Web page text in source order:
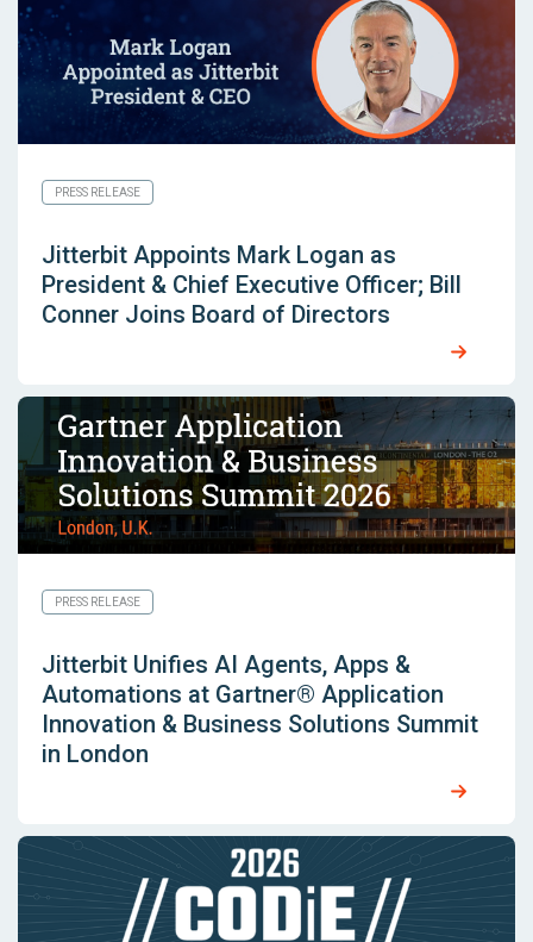
PRESS RELEASE
Jitterbit Appoints Mark Logan as
President & Chief Executive Officer; Bill
Conner Joins Board of Directors
PRESS RELEASE
Jitterbit Unifies AI Agents, Apps &
Automations at Gartner® Application
Innovation & Business Solutions Summit
in London